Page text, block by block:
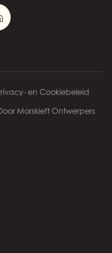
en Cookiebeleid
Morskieft Ontwerpers